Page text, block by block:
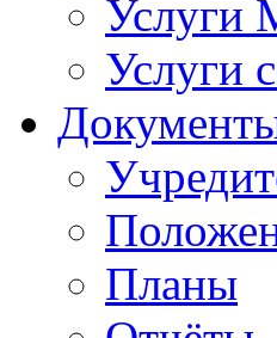
Услуги
Планы